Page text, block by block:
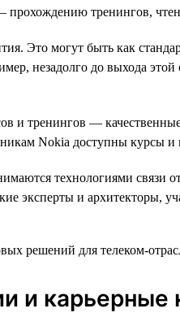
тренингов,
Это могут быть как
незадолго до выхода
и тренингов —
Nokia доступны
технологиями связи
эксперты и архитекторы,
и карьерные